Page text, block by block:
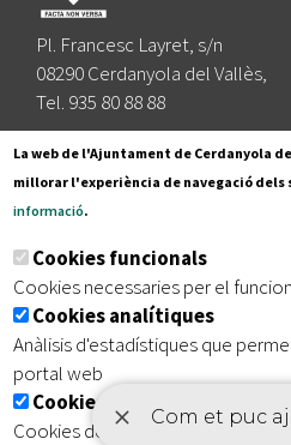
Pl. Francesc Layret, s/n
08290 Cerdanyola del Vallès,
Tel. 935 80 88 88
Segueix-nos a:
Subscriu-te al nostre butlletí
Inici | Avís legal | Protecció
| Accessibilitat
La web de l'Ajuntament de Cerdanyola
millorar l'experiència de navegació dels
informació.
Cookies funcionals
Cookies necessaries per el
Cookies analítiques
Anàlisis d'estadístiques que
portal web
Cookies publicitàries
Cookies de tercers amb finalitat